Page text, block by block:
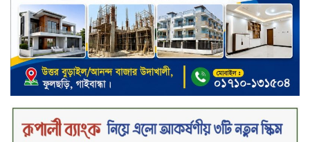
সিলেটের ওসমানীনগরে দুই বাসের
মুখোমুখি সংঘর্ষে ৮ জন নিহত
২০২৯ সালের মধ্যে বাংলাদেশের
সবচেয়ে বিশ্বস্ত, টেকসই ও ক্যাশলেস
ব্যাংক হওয়ার লক্ষ্য নিয়ে ‘ভিশন ২০২৯’
উন্মোচন করল কমিউনিটি ব্যাংক